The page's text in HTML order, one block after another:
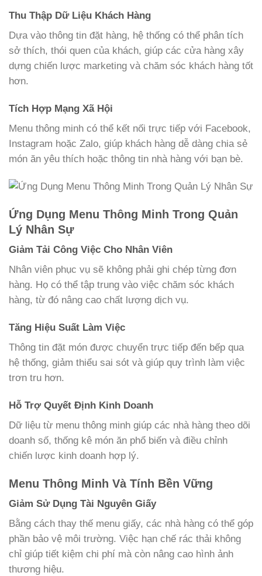
Thu Thập Dữ Liệu Khách Hàng
Dựa vào thông tin đặt hàng, hệ thống có thể phân tích
sở thích, thói quen của khách, giúp các cửa hàng xây
dựng chiến lược marketing và chăm sóc khách hàng tốt
hơn.
Tích Hợp Mạng Xã Hội
Menu thông minh có thể kết nối trực tiếp với Facebook,
Instagram hoặc Zalo, giúp khách hàng dễ dàng chia sẻ
món ăn yêu thích hoặc thông tin nhà hàng với bạn bè.
Ứng Dụng Menu Thông Minh Trong Quản
Lý Nhân Sự
Giảm Tải Công Việc Cho Nhân Viên
Nhân viên phục vụ sẽ không phải ghi chép từng đơn
hàng. Họ có thể tập trung vào việc chăm sóc khách
hàng, từ đó nâng cao chất lượng dịch vụ.
Tăng Hiệu Suất Làm Việc
Thông tin đặt món được chuyển trực tiếp đến bếp qua
hệ thống, giảm thiểu sai sót và giúp quy trình làm việc
trơn tru hơn.
Hỗ Trợ Quyết Định Kinh Doanh
Dữ liệu từ menu thông minh giúp các nhà hàng theo dõi
doanh số, thống kê món ăn phổ biến và điều chỉnh
chiến lược kinh doanh hợp lý.
Menu Thông Minh Và Tính Bền Vững
Giảm Sử Dụng Tài Nguyên Giấy
Bằng cách thay thế menu giấy, các nhà hàng có thể góp
phần bảo vệ môi trường. Việc hạn chế rác thải không
chỉ giúp tiết kiệm chi phí mà còn nâng cao hình ảnh
thương hiệu.